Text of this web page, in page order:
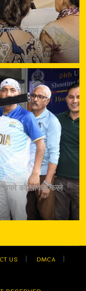
नारी सम्मान व सुरक्षा
सपने को साकार करने
US
DMCA